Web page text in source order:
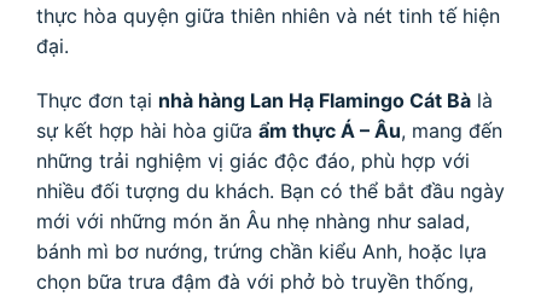
thực hòa quyện giữa thiên nhiên và nét tinh tế hiện
đại.
Thực đơn tại nhà hàng Lan Hạ Flamingo Cát Bà là
sự kết hợp hài hòa giữa ẩm thực Á – Âu, mang đến
những trải nghiệm vị giác độc đáo, phù hợp với
nhiều đối tượng du khách. Bạn có thể bắt đầu ngày
mới với những món ăn Âu nhẹ nhàng như salad,
bánh mì bơ nướng, trứng chần kiểu Anh, hoặc lựa
chọn bữa trưa đậm đà với phở bò truyền thống,